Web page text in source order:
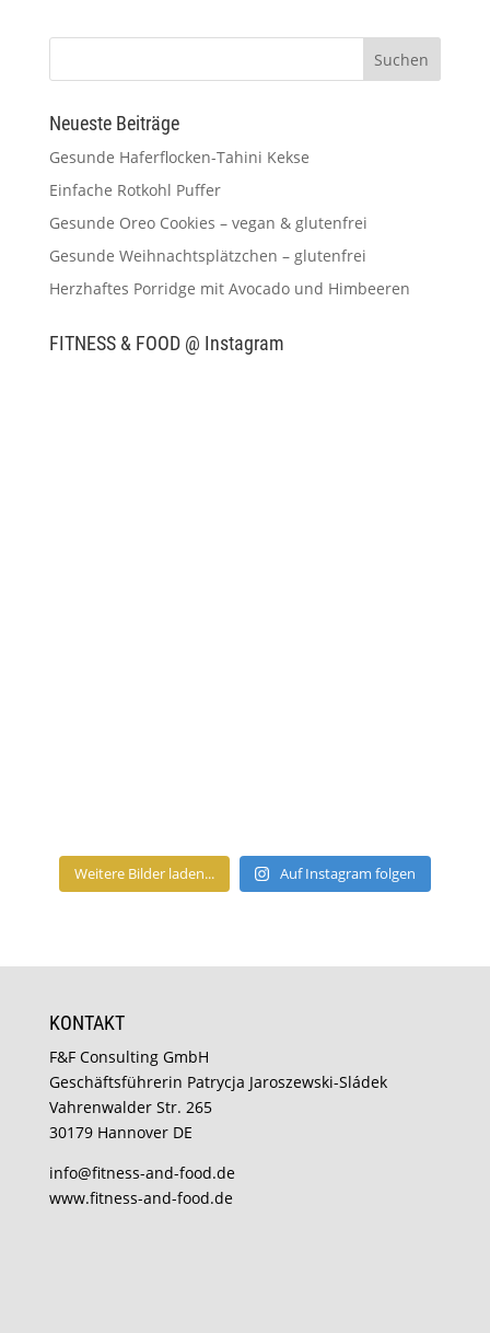
Neueste Beiträge
Gesunde Haferflocken-Tahini Kekse
Einfache Rotkohl Puffer
Gesunde Oreo Cookies – vegan & glutenfrei
Gesunde Weihnachtsplätzchen – glutenfrei
Herzhaftes Porridge mit Avocado und Himbeeren
FITNESS & FOOD @ Instagram
Weitere Bilder laden... Auf Instagram folgen
KONTAKT
F&F Consulting GmbH
Geschäftsführerin Patrycja Jaroszewski-Sládek
Vahrenwalder Str. 265
30179 Hannover DE
info@fitness-and-food.de
www.fitness-and-food.de